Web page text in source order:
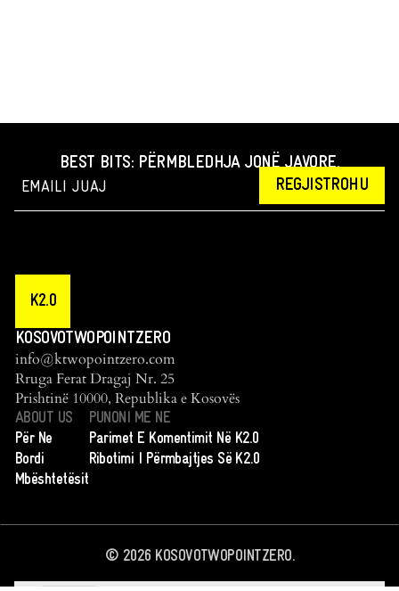
BEST BITS: PËRMBLEDHJA JONË JAVORE.
REGJISTROHU
K2.0
KOSOVOTWOPOINTZERO
info@ktwopointzero.com
Rruga Ferat Dragaj Nr. 25
Prishtinë 10000, Republika e Kosovës
ABOUT US
Për Ne
Bordi
Mbështetësit
PUNONI ME NE
Parimet E Komentimit Në K2.0
Ribotimi I Përmbajtjes Së K2.0
© 2026KOSOVOTWOPOINTZERO.